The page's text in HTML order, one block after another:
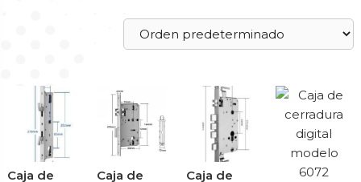
Caja de
Caja de
Caja de